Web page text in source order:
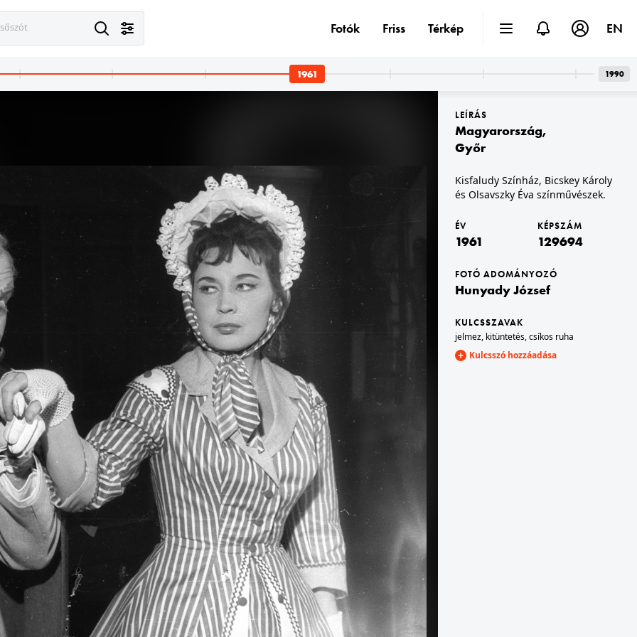
1961
· Ferihegyi (ma Liszt Ferenc) repülőtér
1961. augusztus 19-én.
1961 · Budapest XVIII. · Ferihegyi (ma Liszt Ferenc) repülőtér
Jurij Gagarin fogadása 1961. augusztus 19-én.
Szentháromság tér, a Mátyás-templom a Halászbástyáról nézve.
1961 · Győr
1961 · Győr
a Mosoni-Duna és a Rába összefolyása.
1961 · Szeged
Kiskundorozsma (ekkor önálló, ma a város része), szélmalom.
1961 · Drezda
Wilsdruffer Strasse (Ernst-Thälmann-Strasse) a Postplatz felé nézve, középen a romos Sophienkirche tornyai.
LEÍRÁS
Magyarország,
Győr
Kisfaludy Színház, Bicskey Károly
és Olsavszky Éva színművészek.
ÉV
1961
KÉPSZÁM
129694
FOTÓ ADOMÁNYOZÓ
Hunyady József
KULCSSZAVAK
jelmez, kitüntetés,csíkos ruha
Kulcsszó hozzáadása
Fotók Friss Térkép EN
1990
1961